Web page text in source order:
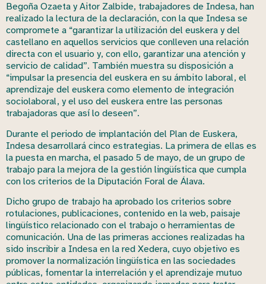
Begoña Ozaeta y Aitor Zalbide, trabajadores de Indesa, han
realizado la lectura de la declaración, con la que Indesa se
compromete a “garantizar la utilización del euskera y del
castellano en aquellos servicios que conlleven una relación
directa con el usuario y, con ello, garantizar una atención y
servicio de calidad”. También muestra su disposición a
“impulsar la presencia del euskera en su ámbito laboral, el
aprendizaje del euskera como elemento de integración
sociolaboral, y el uso del euskera entre las personas
trabajadoras que así lo deseen”.
Durante el periodo de implantación del Plan de Euskera,
Indesa desarrollará cinco estrategias. La primera de ellas es
la puesta en marcha, el pasado 5 de mayo, de un grupo de
trabajo para la mejora de la gestión lingüística que cumpla
con los criterios de la Diputación Foral de Álava.
Dicho grupo de trabajo ha aprobado los criterios sobre
rotulaciones, publicaciones, contenido en la web, paisaje
lingüístico relacionado con el trabajo o herramientas de
comunicación. Una de las primeras acciones realizadas ha
sido inscribir a Indesa en la red Xedera, cuyo objetivo es
promover la normalización lingüística en las sociedades
públicas, fomentar la interrelación y el aprendizaje mutuo